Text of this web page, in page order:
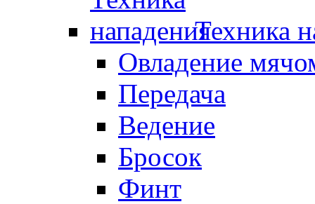
Техника
Овладение
Передача
Ведение
Бросок
Финт